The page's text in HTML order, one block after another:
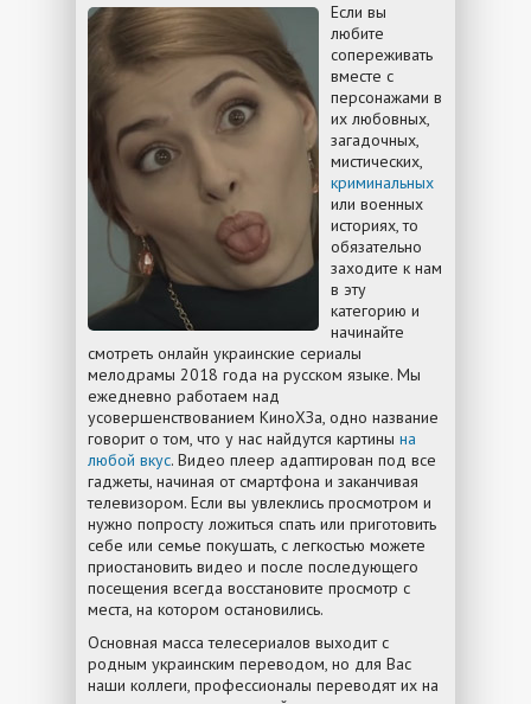
Если вы
любите
сопереживать
вместе с
персонажами в
их любовных,
загадочных,
мистических,
криминальных
или военных
историях, то
обязательно
заходите к нам
в эту
категорию и
начинайте
смотреть онлайн украинские сериалы
мелодрамы 2018 года на русском языке. Мы
ежедневно работаем над
усовершенствованием КиноХЗа, одно название
говорит о том, что у нас найдутся картины на
любой вкус. Видео плеер адаптирован под все
гаджеты, начиная от смартфона и заканчивая
телевизором. Если вы увлеклись просмотром и
нужно попросту ложиться спать или приготовить
себе или семье покушать, с легкостью можете
приостановить видео и после последующего
посещения всегда восстановите просмотр с
места, на котором остановились.
Основная масса телесериалов выходит с
родным украинским переводом, но для Вас
наши коллеги, профессионалы переводят их на